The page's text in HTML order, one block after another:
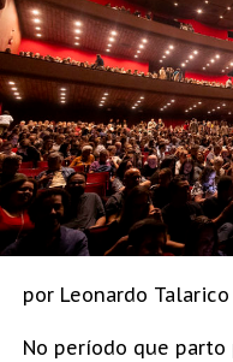
por Leonardo Talarico
No período que